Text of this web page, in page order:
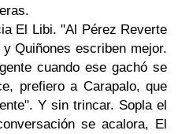
El Libi. "Al Pérez Reverte
Quiñones escriben mejor.
cuando ese gachó se
prefiero a Carapalo, que
Y sin trincar. Sopla el
se acalora, El